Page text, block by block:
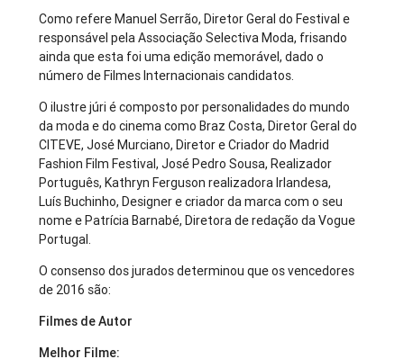
Como refere Manuel Serrão, Diretor Geral do Festival e
responsável pela Associação Selectiva Moda, frisando
ainda que esta foi uma edição memorável, dado o
número de Filmes Internacionais candidatos.
O ilustre júri é composto por personalidades do mundo
da moda e do cinema como Braz Costa, Diretor Geral do
CITEVE, José Murciano, Diretor e Criador do Madrid
Fashion Film Festival, José Pedro Sousa, Realizador
Português, Kathryn Ferguson realizadora Irlandesa,
Luís Buchinho, Designer e criador da marca com o seu
nome e Patrícia Barnabé, Diretora de redação da Vogue
Portugal.
O consenso dos jurados determinou que os vencedores
de 2016 são:
Filmes de Autor
Melhor Filme: